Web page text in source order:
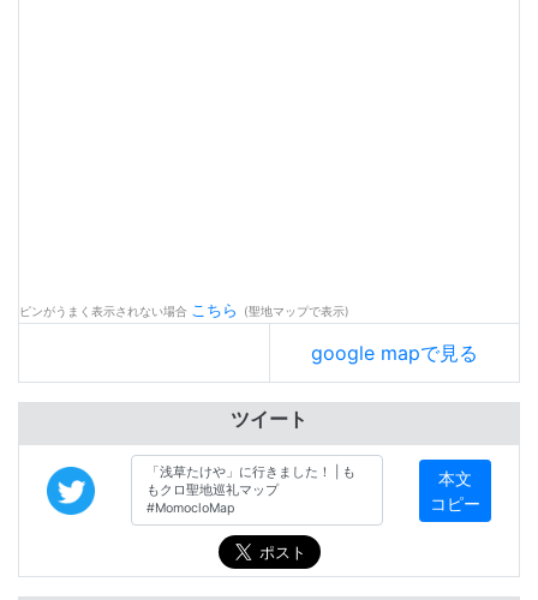
ピンがうまく表示されない場合 こちら (聖地マップで表示)
google mapで見る
ツイート
本文
コピー